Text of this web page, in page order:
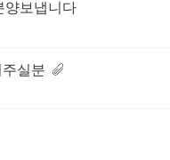
양보냅니다
실분